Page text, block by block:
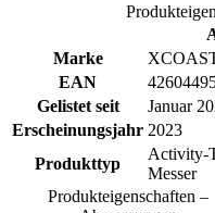
Marke
EAN
Gelistet seit
Januar
Erscheinungsjahr 2023
Produkttyp
Activity-
Messer
Produkteigenschaften –